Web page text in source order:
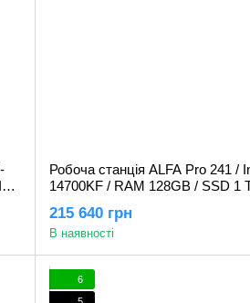
Робоча станція ALFA Pro 241 /
14700KF / RAM 128GB / SSD 1
215 640 грн
В наявності
6
5